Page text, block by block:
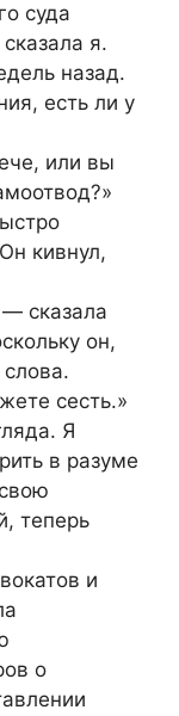
суда
я.
назад.
есть ли у
или вы
кивнул,
сказала
он,
сесть.»
Я
в разуме
теперь
и
о